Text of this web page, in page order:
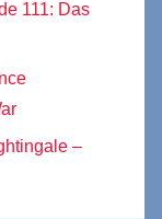
111: Das
–